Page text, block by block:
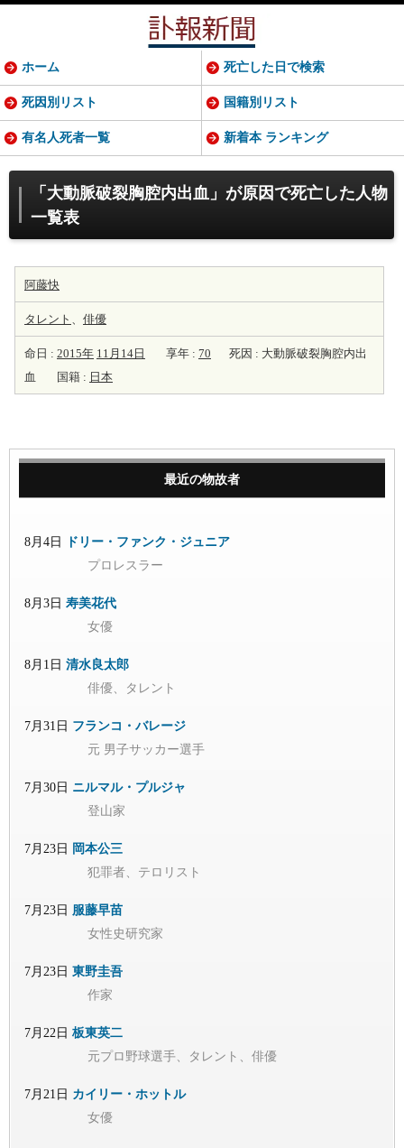
「大動脈破裂胸腔内出血」が原因で死亡した人物
一覧表
阿藤快
タレント 、 俳優
命日 : 2015年 11月14日 享年 : 70
死因 : 大動脈破裂胸腔内出
血
国籍 : 日本
ホーム 死亡した日で検索
死因別リスト 国籍別リスト
有名人死者一覧 新着本 ランキング
最近の物故者
8月4日
ドリー・ファンク・ジュニア
プロレスラー
8月3日 寿美花代
女優
8月1日 清水良太郎
俳優、タレント
7月31日 フランコ・バレージ
元 男子サッカー選手
7月30日 ニルマル・プルジャ
登山家
7月23日 岡本公三
犯罪者、テロリスト
7月23日 服藤早苗
女性史研究家
7月23日 東野圭吾
作家
7月22日 板東英二
元プロ野球選手、タレント、俳優
7月21日 カイリー・ホットル
女優